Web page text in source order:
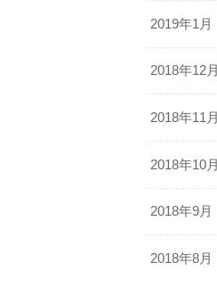
2019年1月
2018年12月
2018年11月
2018年10月
2018年9月
2018年8月